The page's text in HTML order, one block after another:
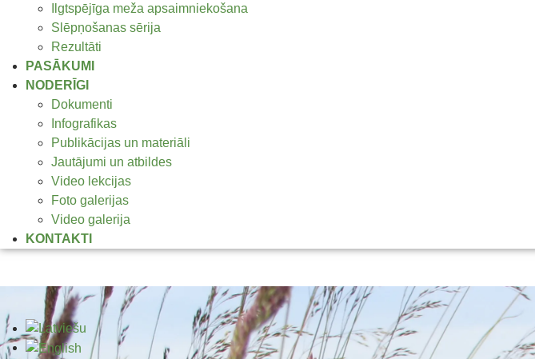
Ilgtspējīga meža apsaimniekošana
Slēpņošanas sērija
Rezultāti
PASĀKUMI
NODERĪGI
Dokumenti
Infografikas
Publikācijas un materiāli
Jautājumi un atbildes
Video lekcijas
Foto galerijas
Video galerija
KONTAKTI